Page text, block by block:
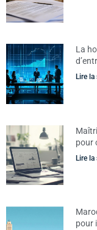
La
Lire la
pour
Lire la
pour